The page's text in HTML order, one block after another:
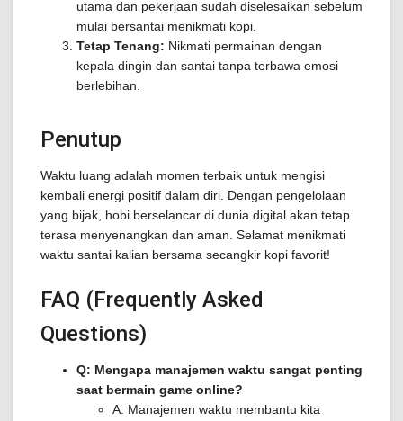
utama dan pekerjaan sudah diselesaikan sebelum
mulai bersantai menikmati kopi.
Tetap Tenang: Nikmati permainan dengan
kepala dingin dan santai tanpa terbawa emosi
berlebihan.
Penutup
Waktu luang adalah momen terbaik untuk mengisi
kembali energi positif dalam diri. Dengan pengelolaan
yang bijak, hobi berselancar di dunia digital akan tetap
terasa menyenangkan dan aman. Selamat menikmati
waktu santai kalian bersama secangkir kopi favorit!
FAQ (Frequently Asked
Questions)
Q: Mengapa manajemen waktu sangat penting
saat bermain game online?
A: Manajemen waktu membantu kita